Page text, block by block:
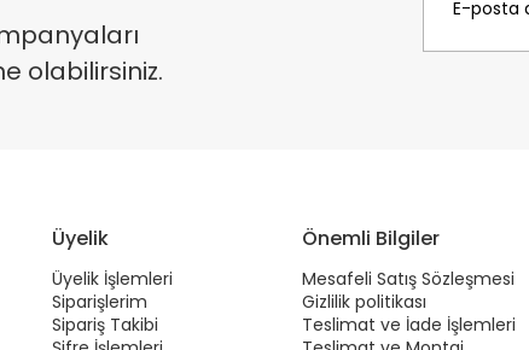
olabilirsiniz.
Üyelik
Üyelik İşlemleri
Siparişlerim
Sipariş Takibi
Önemli Bilgiler
Mesafeli Satış Sözleşmesi
Gizlilik politikası
Teslimat ve İade İşlemleri